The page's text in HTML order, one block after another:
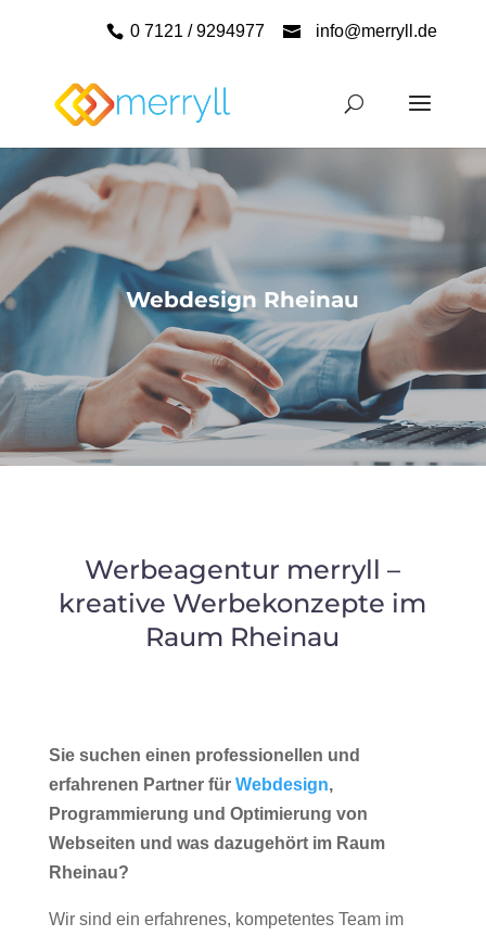
0 7121 / 9294977 info@merryll.de
Webdesign Rheinau
Werbeagentur merryll –
kreative Werbekonzepte im
Raum Rheinau
Sie suchen einen professionellen und
erfahrenen Partner für Webdesign,
Programmierung und Optimierung von
Webseiten und was dazugehört im Raum
Rheinau?
Wir sind ein erfahrenes, kompetentes Team im